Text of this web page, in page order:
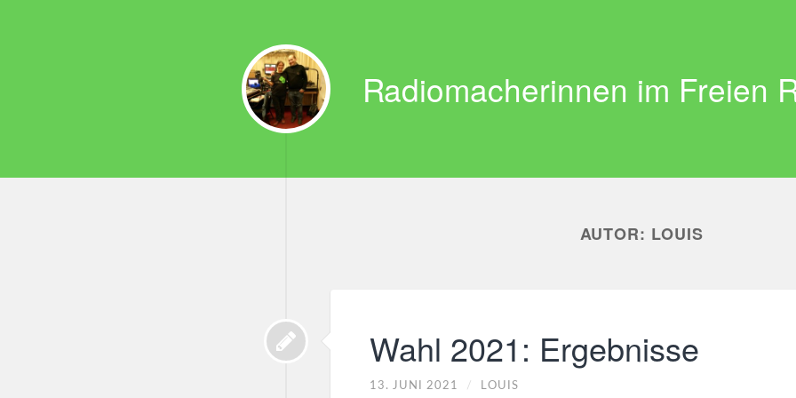
Radiomacherinnen im Freien
AUTOR: LOUIS
Wahl 2021: Ergebnisse
13. JUNI 2021 / LOUIS